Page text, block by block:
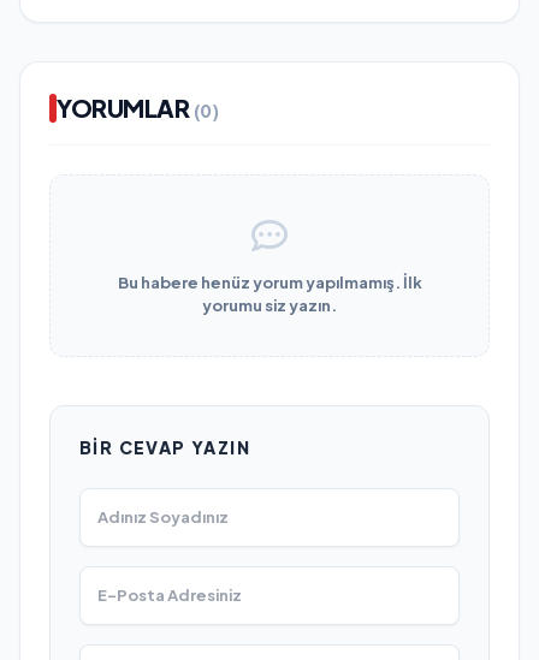
YORUMLAR (0)
Bu habere henüz yorum yapılmamış. İlk
yorumu siz yazın.
BIR CEVAP YAZIN